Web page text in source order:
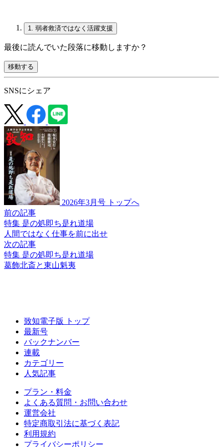
1. 弱者救済ではなく活躍支援
最後に読んでいた段落に移動しますか？
移動する
SNSにシェア
2026年3月号 トップへ
前の記事
特集 是の処即ち是れ道場
人間ではなく 仕事を前に出せ
次の記事
特集 是の処即ち是れ道場
葛飾北斎と東山魁夷
致知電子版 トップ
最新号
バックナンバー
連載
カテゴリー
人気記事
プラン・料金
よくある質問・お問い合わせ
運営会社
特定商取引法に基づく表記
利用規約
プライバシーポリシー